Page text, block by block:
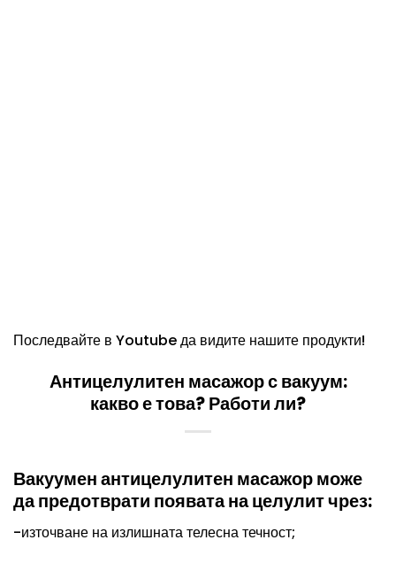
Последвайте в Youtubeда видите нашите продукти!
Антицелулитен масажор с вакуум:
какво е това? Работи ли?
Вакууменантицелулитен масажорможе
да предотврати появата на целулит чрез:
-източване на излишната телесна течност;